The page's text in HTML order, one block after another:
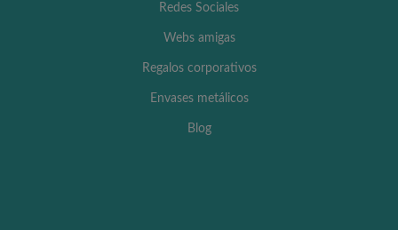
Redes Sociales
Webs amigas
Regalos corporativos
Envases metálicos
Blog